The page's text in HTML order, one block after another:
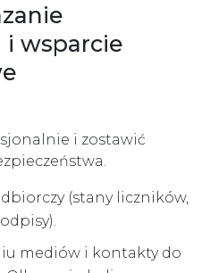
wsparcie
i zostawić
(stany liczników,
mediów i kontakty do